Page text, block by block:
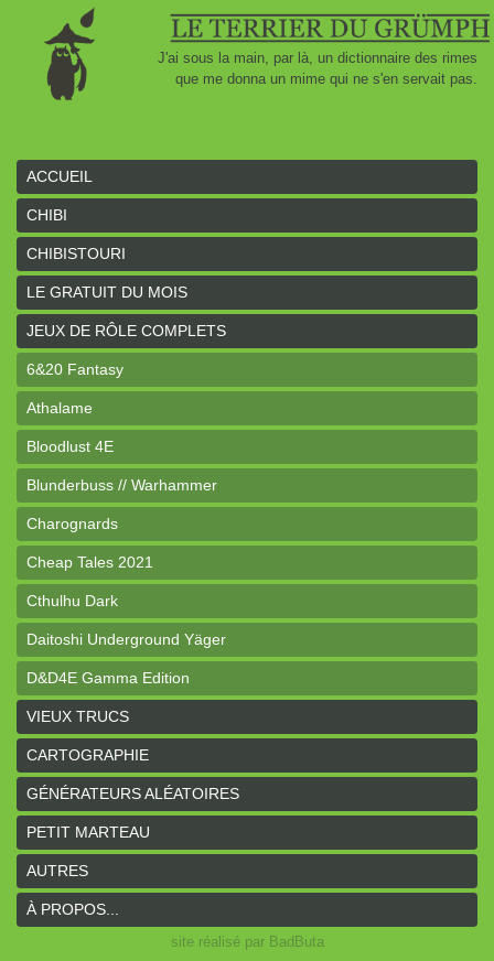
J'ai sous la main, par là, un dictionnaire des rimes
que me donna un mime qui ne s'en servait pas.
ACCUEIL
CHIBI
CHIBISTOURI
LE GRATUIT DU MOIS
JEUX DE RÔLE COMPLETS
6&20 Fantasy
Athalame
Bloodlust 4E
Blunderbuss // Warhammer
Charognards
Cheap Tales 2021
Cthulhu Dark
Daitoshi Underground Yäger
D&D4E Gamma Edition
dK de poche
Donjon de poche
Draconis
Le GRIT
Guerriers, Voleurs & Magiciens
Hunters of the Unknown
VIEUX TRUCS
CARTOGRAPHIE
GÉNÉRATEURS ALÉATOIRES
PETIT MARTEAU
AUTRES
À PROPOS...
site réalisé par BadButa